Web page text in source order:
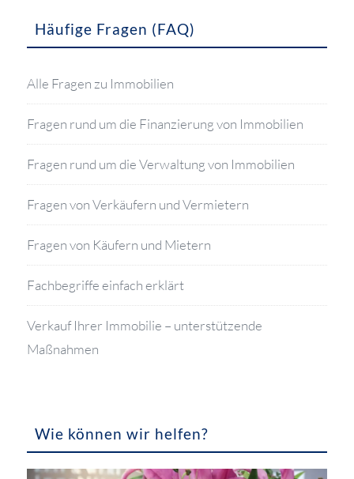
Häufige Fragen (FAQ)
Alle Fragen zu Immobilien
Fragen rund um die Finanzierung von Immobilien
Fragen rund um die Verwaltung von Immobilien
Fragen von Verkäufern und Vermietern
Fragen von Käufern und Mietern
Fachbegriffe einfach erklärt
Verkauf Ihrer Immobilie – unterstützende
Maßnahmen
Wie können wir helfen?